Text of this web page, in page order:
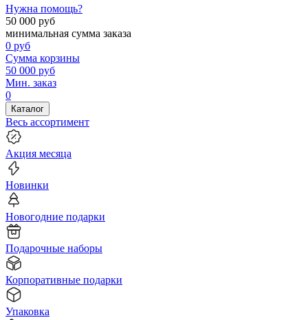
Нужна помощь?
50 000 руб
минимальная сумма заказа
0 руб
Сумма корзины
50 000 руб
Мин. заказ
0
Каталог
Весь ассортимент
Акция месяца
Новинки
Новогодние подарки
Подарочные наборы
Корпоративные подарки
Упаковка